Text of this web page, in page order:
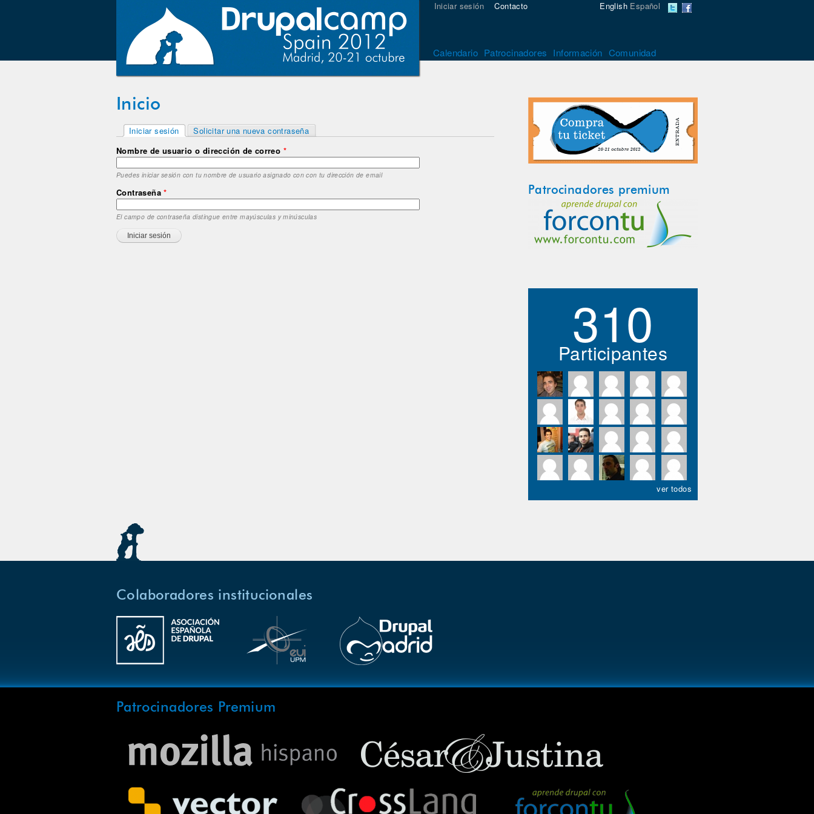
English Español
Iniciar sesión Contacto
Calendario Patrocinadores Información Comunidad
Inicio
Solapas principales
Iniciar sesión
Solicitar una nueva contraseña
Nombre de usuario o dirección de correo *
Puedes iniciar sesión con tu nombre de usuario asignado con con tu dirección de email
Contraseña*
El campo de contraseña distingue entre mayúsculas y minúsculas
Patrocinadores premium
310
Participantes
ver todos
Colaboradores institucionales
Patrocinadores Premium